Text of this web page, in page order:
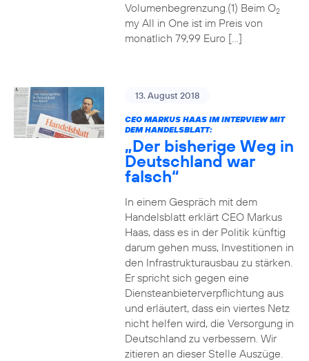
Volumenbegrenzung.(1) Beim O2
my All in One ist im Preis von
monatlich 79,99 Euro […]
13. August 2018
CEO MARKUS HAAS IM INTERVIEW MIT
DEM HANDELSBLATT:
„Der bisherige Weg in
Deutschland war
falsch“
In einem Gespräch mit dem
Handelsblatt erklärt CEO Markus
Haas, dass es in der Politik künftig
darum gehen muss, Investitionen in
den Infrastrukturausbau zu stärken.
Er spricht sich gegen eine
Diensteanbieterverpflichtung aus
und erläutert, dass ein viertes Netz
nicht helfen wird, die Versorgung in
Deutschland zu verbessern. Wir
zitieren an dieser Stelle Auszüge.